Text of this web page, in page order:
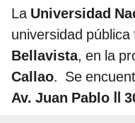
La Universidad
universidad
Bellavista, en la
Callao. Se
Av. Juan Pablo Ⅱ